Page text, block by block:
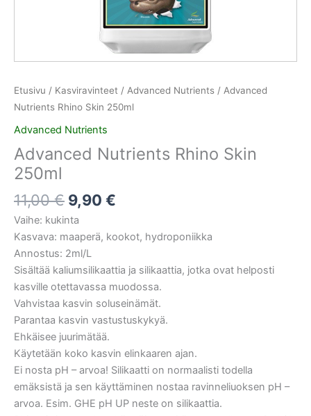
Etusivu / Kasviravinteet / Advanced Nutrients / Advanced
Nutrients Rhino Skin 250ml
Advanced Nutrients
Advanced Nutrients Rhino Skin
250ml
11,00€ 9,90 €
Vaihe: kukinta
Kasvava: maaperä, kookot, hydroponiikka
Annostus: 2ml/L
Sisältää kaliumsilikaattia ja silikaattia, jotka ovat helposti
kasville otettavassa muodossa.
Vahvistaa kasvin soluseinämät.
Parantaa kasvin vastustuskykyä.
Ehkäisee juurimätää.
Käytetään koko kasvin elinkaaren ajan.
Ei nosta pH – arvoa! Silikaatti on normaalisti todella
emäksistä ja sen käyttäminen nostaa ravinneliuoksen pH –
arvoa. Esim. GHE pH UP neste on silikaattia.